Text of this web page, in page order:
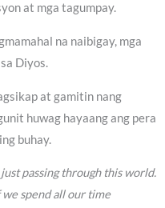
at mga tagumpay.
na naibigay, mga
Diyos.
at gamitin nang
huwag hayaang ang pera
buhay.
passing through this world.
spend all our time